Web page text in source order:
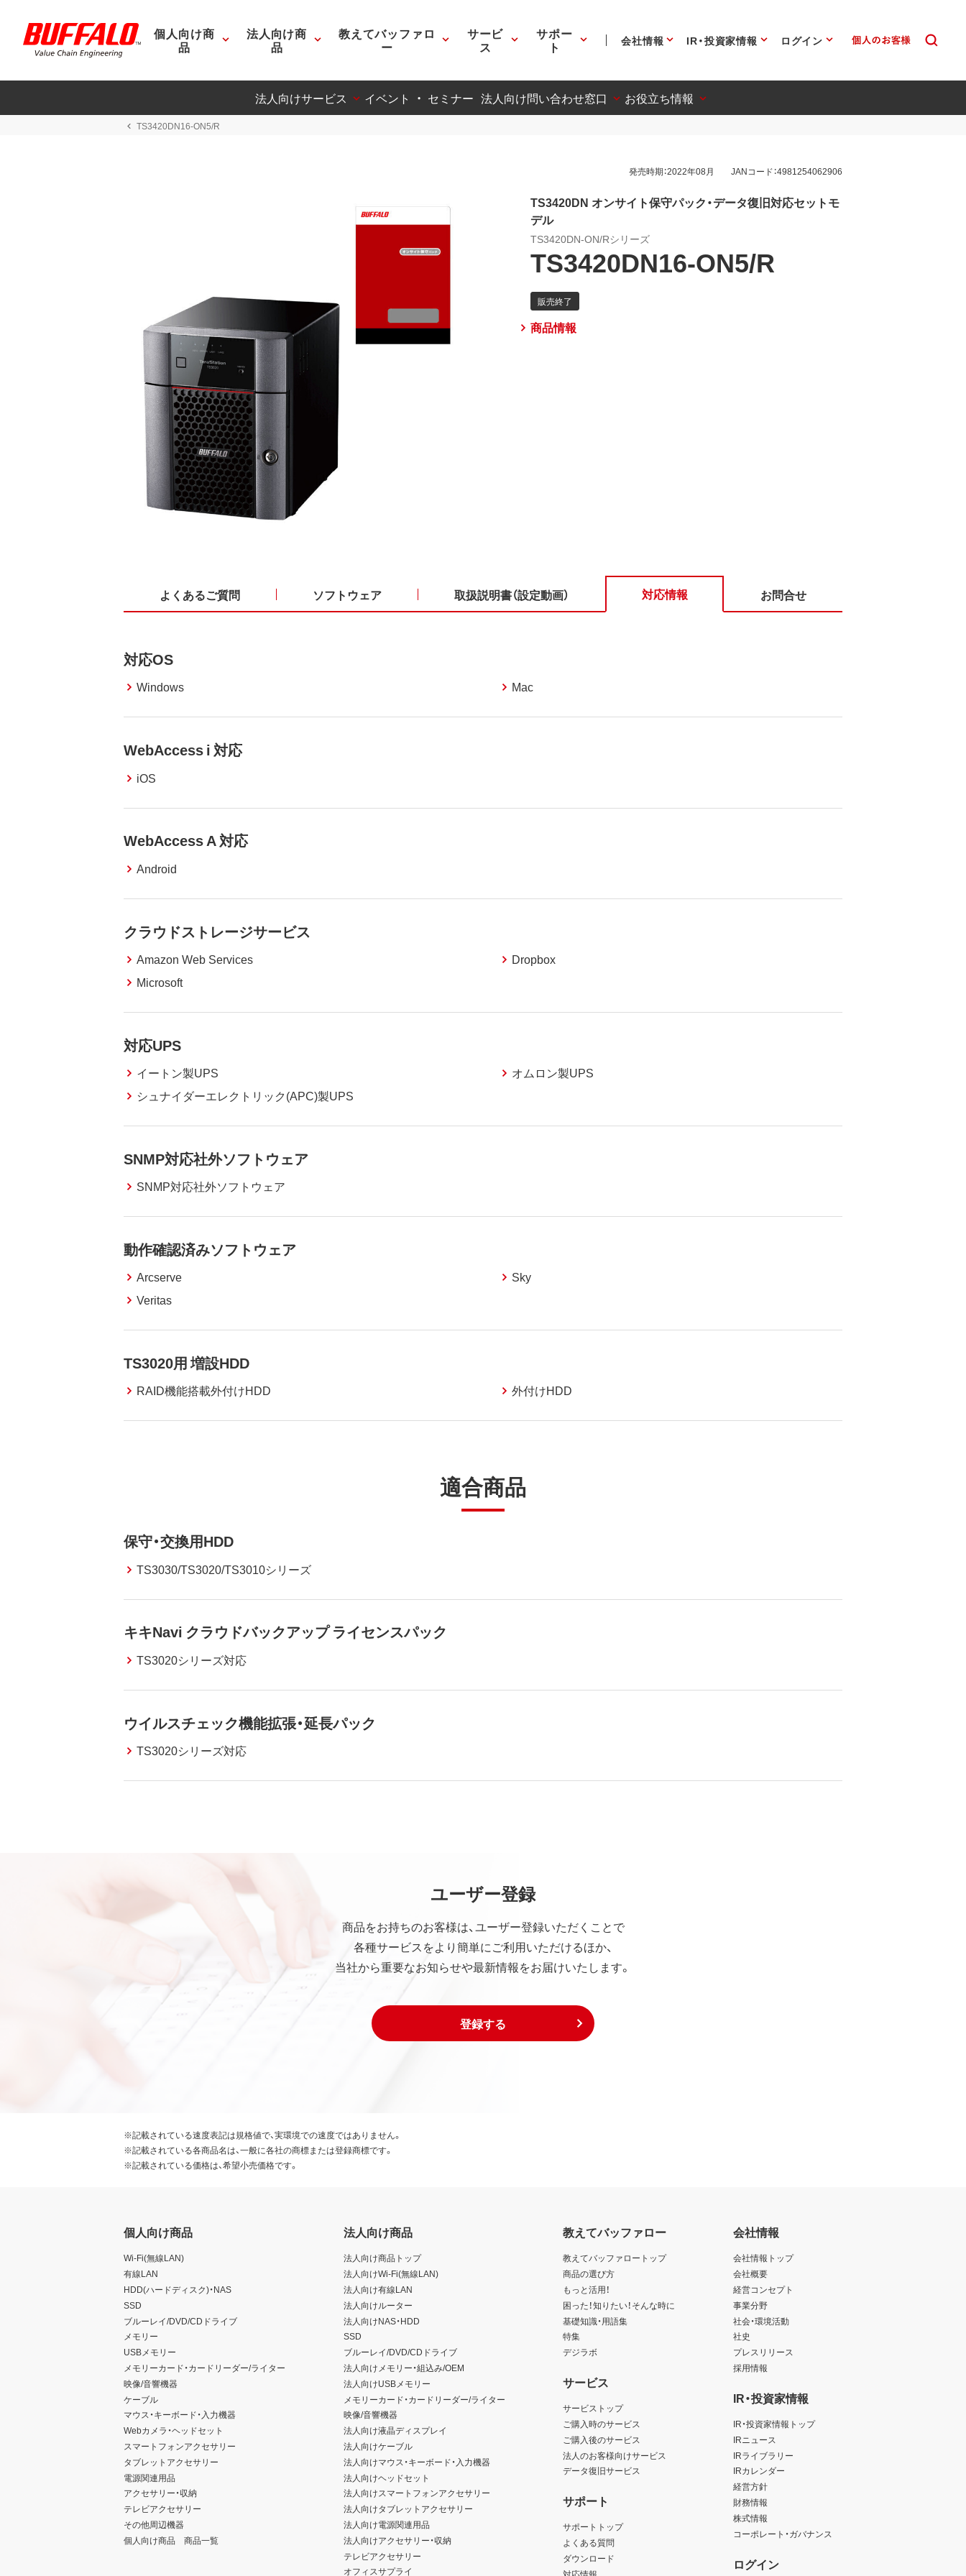
個人向け商
品
法人向け商
品
教えてバッファロ
ー
サービ
ス
サポー
ト 会社情報 IR・投資家情報 ログイン
法人向けサービス イベント ・ セミナー 法人向け問い合わせ窓口 お役立ち情報
TS3420DN16-ON5/R
発売時期：2022年08月 JANコード：4981254062906
TS3420DN オンサイト保守パック・データ復旧対応セットモ
デル
TS3420DN-ON/Rシリーズ
TS3420DN16-ON5/R
商品情報
よくあるご質問 ソフトウェア 取扱説明書（設定動画） 対応情報 お問合せ
対応OS
Windows Mac
WebAccess i 対応
iOS
WebAccess A 対応
Android
クラウドストレージサービス
Amazon Web Services
Dropbox
Microsoft
対応UPS
イートン製UPS
オムロン製UPS
シュナイダーエレクトリック(APC)製UPS
SNMP対応社外ソフトウェア
SNMP対応社外ソフトウェア
動作確認済みソフトウェア
Arcserve
Sky
Veritas
TS3020用 増設HDD
RAID機能搭載外付けHDD 外付けHDD
適合商品
保守・交換用HDD
TS3030/TS3020/TS3010シリーズ
キキNavi クラウドバックアップ ライセンスパック
TS3020シリーズ対応
ウイルスチェック機能拡張・延長パック
TS3020シリーズ対応
ユーザー登録
商品をお持ちのお客様は、ユーザー登録いただくことで
各種サービスをより簡単にご利用いただけるほか、
当社から重要なお知らせや最新情報をお届けいたします。
登録する
※記載されている速度表記は規格値で、実環境での速度ではありません。
※記載されている各商品名は、一般に各社の商標または登録商標です。
※記載されている価格は、希望小売価格です。
個人向け商品
Wi-Fi(無線LAN)
有線LAN
HDD(ハードディスク)・NAS
SSD
ブルーレイ/DVD/CDドライブ
メモリー
USBメモリー
メモリーカード・カードリーダー/ライター
映像/音響機器
ケーブル
マウス・キーボード・入力機器
Webカメラ・ヘッドセット
スマートフォンアクセサリー
タブレットアクセサリー
電源関連用品
アクセサリー・収納
テレビアクセサリー
その他周辺機器
個人向け商品 商品一覧
法人向け商品
法人向け商品トップ
法人向けWi-Fi(無線LAN)
法人向け有線LAN
法人向けルーター
法人向けNAS・HDD
SSD
ブルーレイ/DVD/CDドライブ
法人向けメモリー・組込み/OEM
法人向けUSBメモリー
メモリーカード・カードリーダー/ライター
映像/音響機器
法人向け液晶ディスプレイ
法人向けケーブル
法人向けマウス・キーボード・入力機器
法人向けヘッドセット
法人向けスマートフォンアクセサリー
法人向けタブレットアクセサリー
法人向け電源関連用品
法人向けアクセサリー・収納
テレビアクセサリー
オフィスサプライ
教えてバッファロー
教えてバッファロートップ
商品の選び方
もっと活用！
困った！知りたい！そんな時に
基礎知識・用語集
特集
デジラボ
サービス
サービストップ
ご購入時のサービス
ご購入後のサービス
法人のお客様向けサービス
データ復旧サービス
サポート
サポートトップ
よくある質問
ダウンロード
会社情報
会社情報トップ
会社概要
経営コンセプト
事業分野
社会・環境活動
社史
プレスリリース
採用情報
IR・投資家情報
IR・投資家情報トップ
IRニュース
IRライブラリー
IRカレンダー
経営方針
財務情報
株式情報
コーポレート・ガバナンス
ログイン